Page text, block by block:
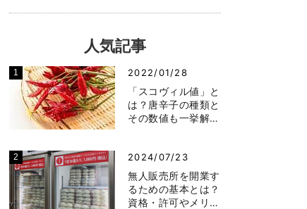
人気記事
2022/01/28
「スコヴィル値」と
は？唐辛子の種類と
その数値も一挙解…
2024/07/23
無人販売所を開業す
るための基本とは？
資格・許可やメリ…